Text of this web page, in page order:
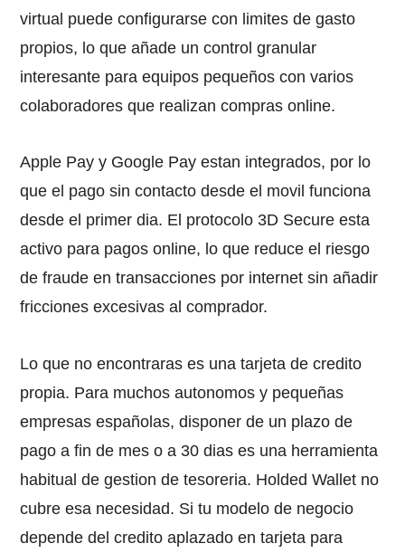
virtual puede configurarse con limites de gasto
propios, lo que añade un control granular
interesante para equipos pequeños con varios
colaboradores que realizan compras online.
Apple Pay y Google Pay estan integrados, por lo
que el pago sin contacto desde el movil funciona
desde el primer dia. El protocolo 3D Secure esta
activo para pagos online, lo que reduce el riesgo
de fraude en transacciones por internet sin añadir
fricciones excesivas al comprador.
Lo que no encontraras es una tarjeta de credito
propia. Para muchos autonomos y pequeñas
empresas españolas, disponer de un plazo de
pago a fin de mes o a 30 dias es una herramienta
habitual de gestion de tesoreria. Holded Wallet no
cubre esa necesidad. Si tu modelo de negocio
depende del credito aplazado en tarjeta para